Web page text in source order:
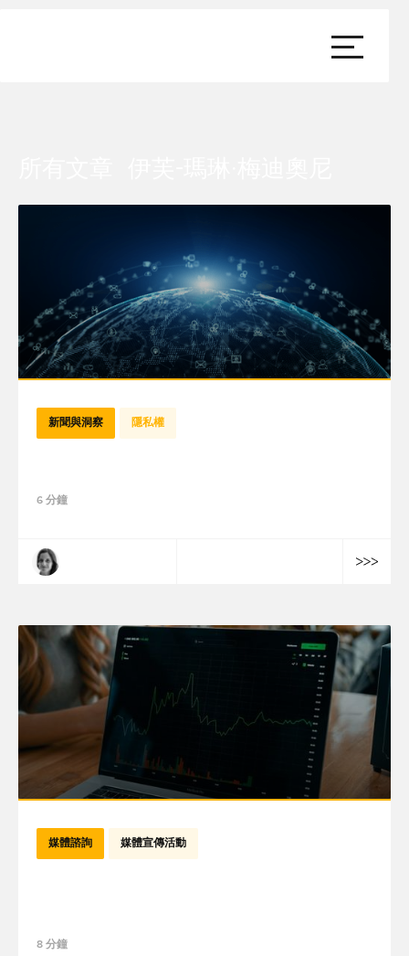
新聞與洞察 隱私權
6 分鐘
媒體諮詢 媒體宣傳活動
8 分鐘